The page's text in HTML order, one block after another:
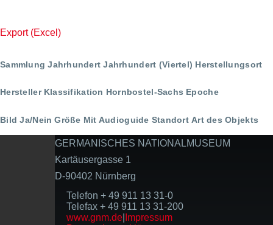
Export (Excel)
Sammlung Jahrhundert Jahrhundert (Viertel) Herstellungsort
Hersteller Klassifikation Hornbostel-Sachs Epoche
Bild Ja/Nein Größe Mit Audioguide Standort Art des Objekts
GERMANISCHES NATIONALMUSEUM
Kartäusergasse 1
D-90402 Nürnberg
Telefon + 49 911 13 31-0
Telefax + 49 911 13 31-200
www.gnm.de Impressum